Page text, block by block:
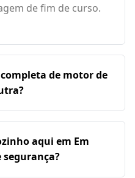
de fim de curso.
de motor de
aqui em Em
segurança?